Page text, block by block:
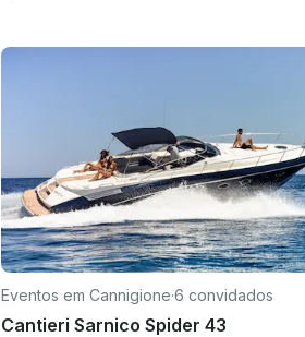
Eventos em Cannigione·6 convidados
Cantieri Sarnico Spider 43